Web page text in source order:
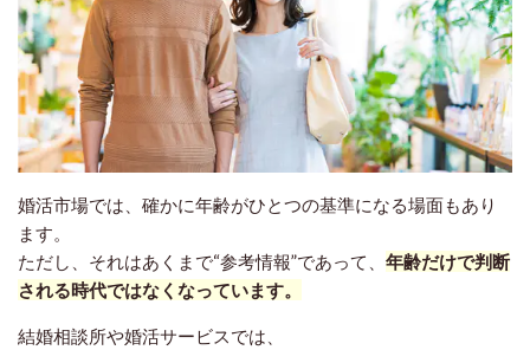
婚活市場では、確かに年齢がひとつの基準になる場面もあり
ます。
ただし、それはあくまで“参考情報”であって、 年齢だけで判断
される時代ではなくなっています。
結婚相談所や婚活サービスでは、